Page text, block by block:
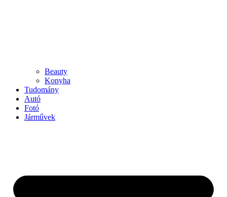
Beauty
Konyha
Tudomány
Autó
Fotó
Járművek